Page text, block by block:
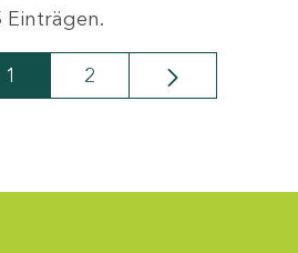
Einträgen.
Seite
1 Seite
2